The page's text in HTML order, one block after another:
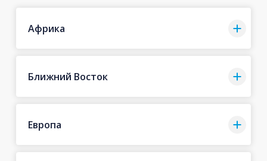
Африка
Ближний Восток
Европа